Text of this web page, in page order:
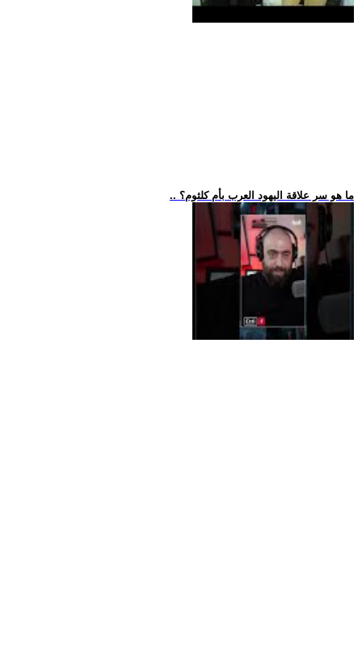
.. ما هو سر علاقة اليهود العرب بأم كلثوم؟